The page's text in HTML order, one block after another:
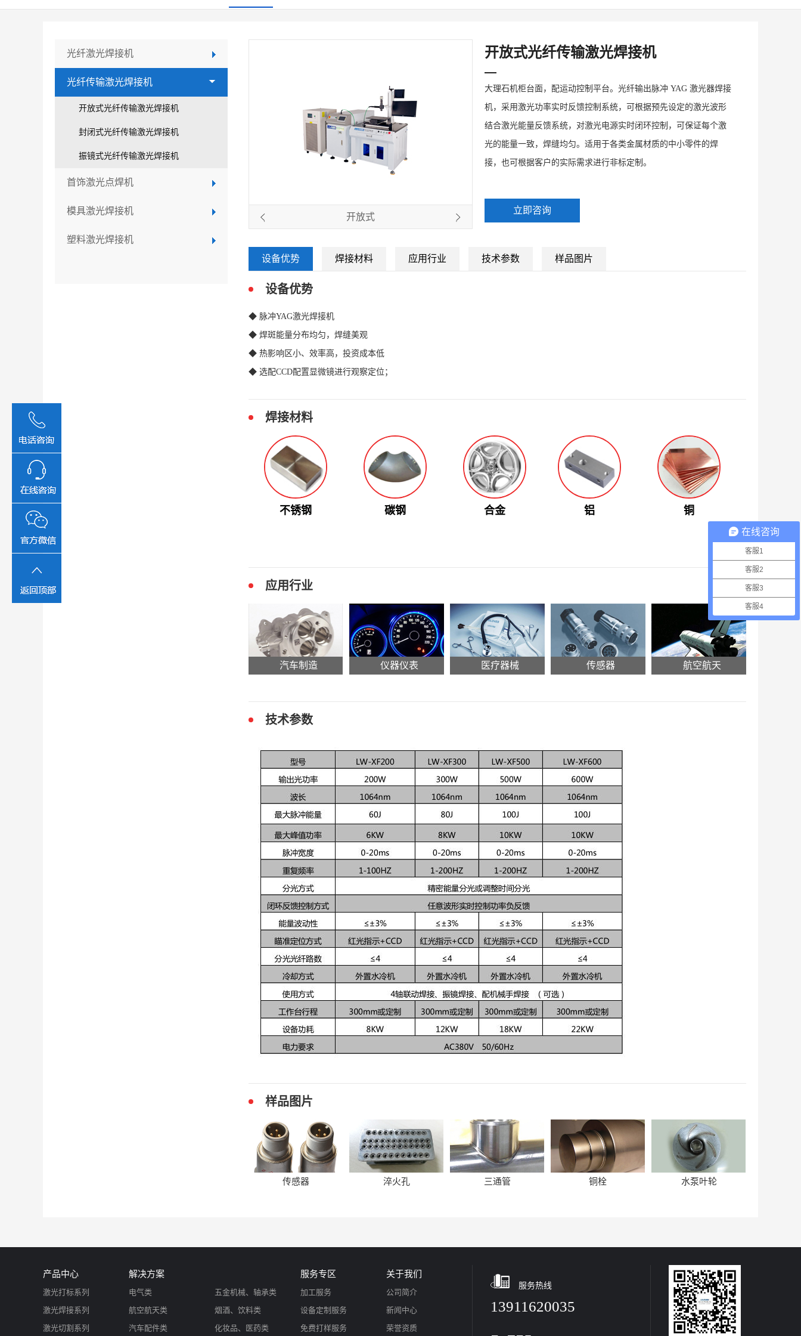
光纤激光焊接机
光纤传输激光焊接机
开放式光纤传输激光焊接机
封闭式光纤传输激光焊接机
振镜式光纤传输激光焊接机
首饰激光点焊机
模具激光焊接机
塑料激光焊接机
封闭式 开放式
开放式光纤传输激光焊接机
大理石机柜台面，配运动控制平台。光纤输出脉冲 YAG 激光器焊接
机，采用激光功率实时反馈控制系统，可根据预先设定的激光波形
结合激光能量反馈系统，对激光电源实时闭环控制，可保证每个激
光的能量一致，焊缝均匀。适用于各类金属材质的中小零件的焊
接，也可根据客户的实际需求进行非标定制。
立即咨询
设备优势 焊接材料 应用行业 技术参数 样品图片
设备优势
◆ 脉冲YAG激光焊接机
◆ 焊斑能量分布均匀，焊缝美观
◆ 热影响区小、效率高，投资成本低
◆ 选配CCD配置显微镜进行观察定位；
焊接材料
不锈钢 碳钢 合金 铝 铜
应用行业
汽车制造 仪器仪表 医疗器械 传感器 航空航天
技术参数
样品图片
传感器 淬火孔 三通管 铜栓 水泵叶轮
产品中心
激光打标系列
激光焊接系列
激光切割系列
解决方案
电气类
航空航天类
汽车配件类
五金机械、轴承类
烟酒、饮料类
化妆品、医药类
服务专区
加工服务
设备定制服务
免费打样服务
关于我们
公司简介
新闻中心
荣誉资质
服务热线
13911620035
在线咨询
客服1
客服2
客服3
客服4